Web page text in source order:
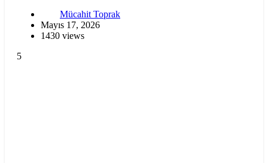
Mücahit Toprak
Mayıs 17, 2026
1430 views
5